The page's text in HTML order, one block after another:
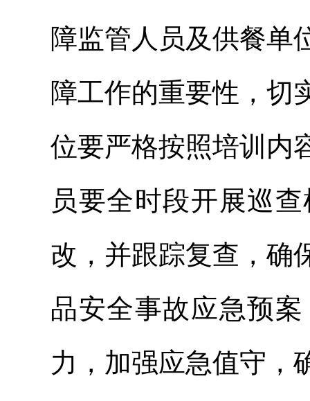
障监管人员及供餐单
障工作的重要性，切
位要严格按照培训内
员要全时段开展巡
改，并跟踪复查，确
品安全事故应急预
力，加强应急值守，